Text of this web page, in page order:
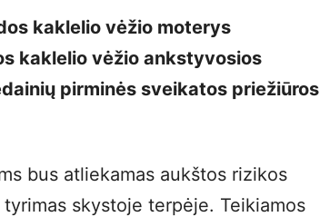
kaklelio vėžio moterys
kaklelio vėžio ankstyvosios
pirminės sveikatos priežiūros
bus atliekamas aukštos rizikos
skystoje terpėje. Teikiamos